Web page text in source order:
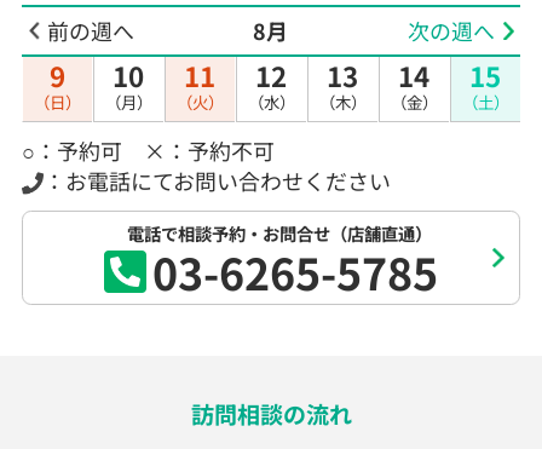
前の週へ 8月 次の週へ
9
（日）
10
（月）
11
（火）
12
（水）
13
（木）
14
（金）
15
（土）
○：予約可 ×：予約不可
：お電話にてお問い合わせください
電話で相談予約・お問合せ（店舗直通）
03-6265-5785
訪問相談の流れ